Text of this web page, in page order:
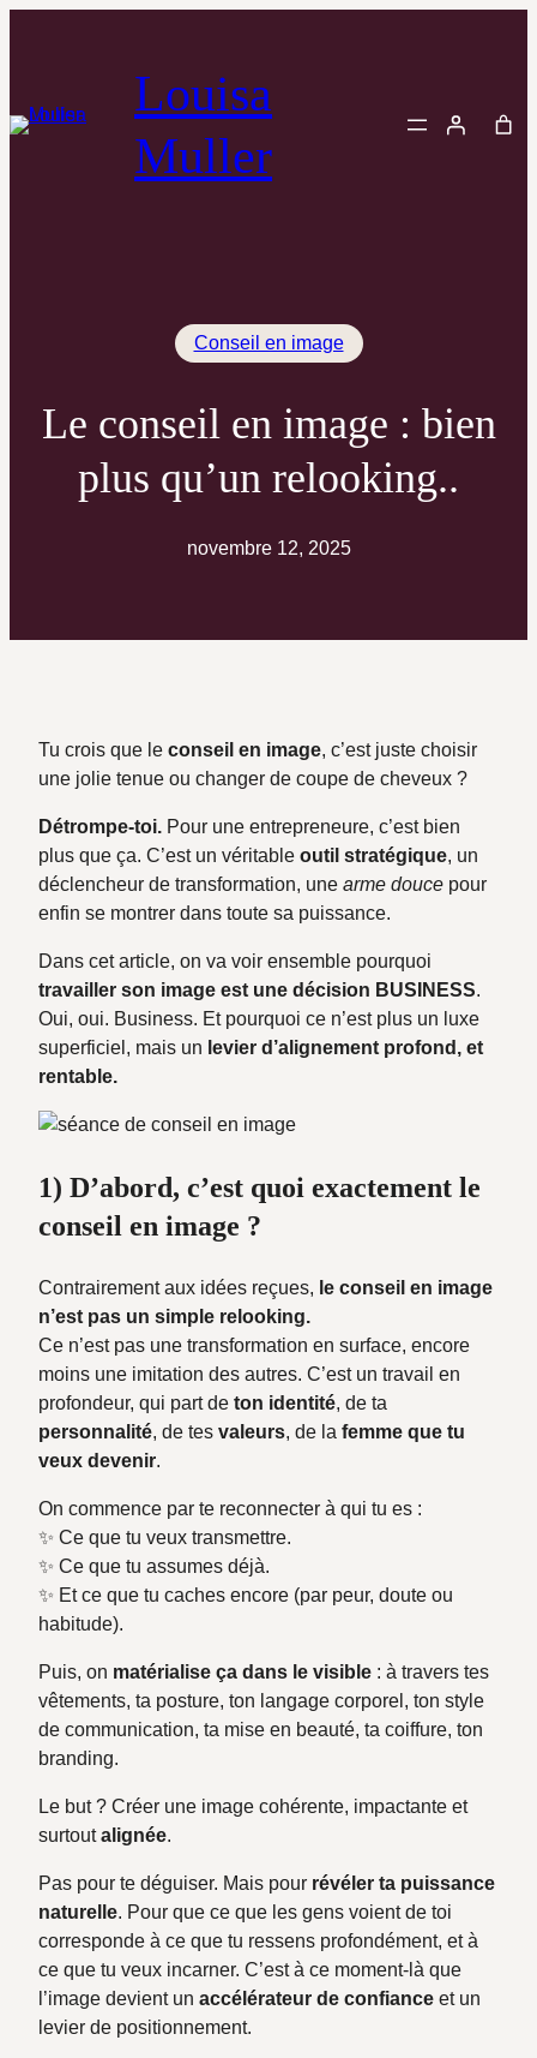
Louisa
Muller
Conseil en image
Le conseil en image : bien
plus qu’un relooking..
novembre 12, 2025
Tu crois que le conseil en image, c’est juste choisir
une jolie tenue ou changer de coupe de cheveux ?
Détrompe-toi. Pour une entrepreneure, c’est bien
plus que ça. C’est un véritable outil stratégique, un
déclencheur de transformation, une arme douce pour
enfin se montrer dans toute sa puissance.
Dans cet article, on va voir ensemble pourquoi
travailler son image est une décision BUSINESS.
Oui, oui. Business. Et pourquoi ce n’est plus un luxe
superficiel, mais un levier d’alignement profond, et
rentable.
1) D’abord, c’est quoi exactement le
conseil en image ?
Contrairement aux idées reçues, le conseil en image
n’est pas un simple relooking.
Ce n’est pas une transformation en surface, encore
moins une imitation des autres. C’est un travail en
profondeur, qui part de ton identité, de ta
personnalité, de tes valeurs, de la femme que tu
veux devenir.
On commence par te reconnecter à qui tu es :
✨ Ce que tu veux transmettre.
✨ Ce que tu assumes déjà.
✨ Et ce que tu caches encore (par peur, doute ou
habitude).
Puis, on matérialise ça dans le visible : à travers tes
vêtements, ta posture, ton langage corporel, ton style
de communication, ta mise en beauté, ta coiffure, ton
branding.
Le but ? Créer une image cohérente, impactante et
surtoutalignée.
Pas pour te déguiser. Mais pour révéler ta puissance
naturelle. Pour que ce que les gens voient de toi
corresponde à ce que tu ressens profondément, et à
ce que tu veux incarner. C’est à ce moment-là que
l’image devient un accélérateur de confiance et un
levier de positionnement.